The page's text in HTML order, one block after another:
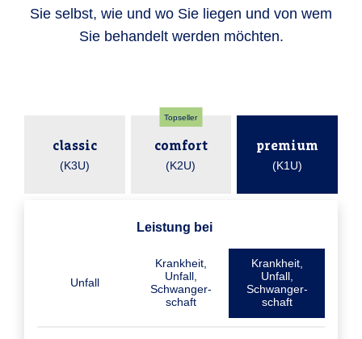
Sie selbst, wie und wo Sie liegen und von wem
Sie behandelt werden möchten.
classic
(K3U)
Topseller
comfort
(K2U)
premium
(K1U)
Leistung bei
Unfall
Krankheit,
Unfall,
Schwanger­
schaft
Krankheit,
Unfall,
Schwanger­
schaft